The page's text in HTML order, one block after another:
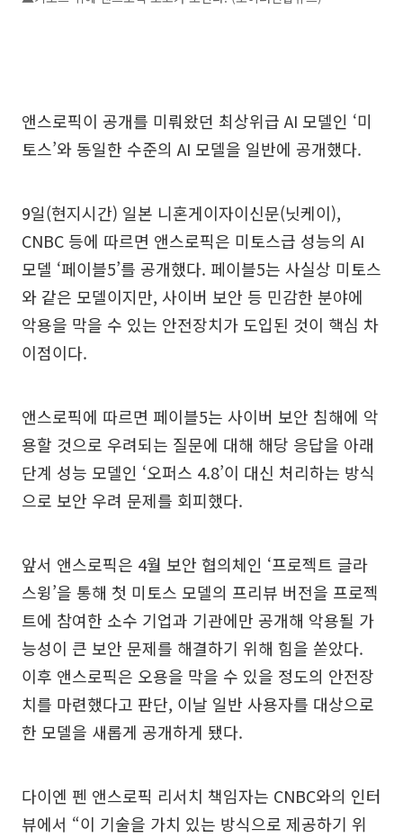
앤스로픽이 공개를 미뤄왔던 최상위급 AI 모델인 ‘미
토스’와 동일한 수준의 AI 모델을 일반에 공개했다.
9일(현지시간) 일본 니혼게이자이신문(닛케이),
CNBC 등에 따르면 앤스로픽은 미토스급 성능의 AI
모델 ‘페이블5’를 공개했다. 페이블5는 사실상 미토스
와 같은 모델이지만, 사이버 보안 등 민감한 분야에
악용을 막을 수 있는 안전장치가 도입된 것이 핵심 차
이점이다.
앤스로픽에 따르면 페이블5는 사이버 보안 침해에 악
용할 것으로 우려되는 질문에 대해 해당 응답을 아래
단계 성능 모델인 ‘오퍼스 4.8’이 대신 처리하는 방식
으로 보안 우려 문제를 회피했다.
앞서 앤스로픽은 4월 보안 협의체인 ‘프로젝트 글라
스윙’을 통해 첫 미토스 모델의 프리뷰 버전을 프로젝
트에 참여한 소수 기업과 기관에만 공개해 악용될 가
능성이 큰 보안 문제를 해결하기 위해 힘을 쏟았다.
이후 앤스로픽은 오용을 막을 수 있을 정도의 안전장
치를 마련했다고 판단, 이날 일반 사용자를 대상으로
한 모델을 새롭게 공개하게 됐다.
다이엔 펜 앤스로픽 리서치 책임자는 CNBC와의 인터
뷰에서 “이 기술을 가치 있는 방식으로 제공하기 위